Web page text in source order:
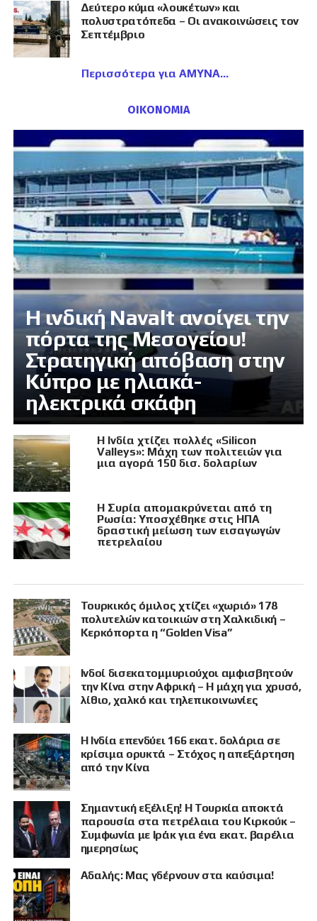
Δεύτερο κύμα «λουκέτων» και
πολυστρατόπεδα – Οι ανακοινώσεις τον
Σεπτέμβριο
Περισσότερα για ΑΜΥΝΑ
ΟΙΚΟΝΟΜΙΑ
Η ινδική Navalt ανοίγει την
πόρτα της Μεσογείου!
Στρατηγική απόβαση στην
Κύπρο με ηλιακά-
ηλεκτρικά σκάφη
Η Ινδία χτίζει πολλές «Silicon
Valleys»: Μάχη των πολιτειών για
μια αγορά 150 δισ. δολαρίων
Η Συρία απομακρύνεται από τη
Ρωσία: Υποσχέθηκε στις ΗΠΑ
δραστική μείωση των εισαγωγών
πετρελαίου
Τουρκικός όμιλος χτίζει «χωριό» 178
πολυτελών κατοικιών στη Χαλκιδική –
Κερκόπορτα η “Golden Visa”
Ινδοί δισεκατομμυριούχοι αμφισβητούν
την Κίνα στην Αφρική – Η μάχη για χρυσό,
λίθιο, χαλκό και τηλεπικοινωνίες
Η Ινδία επενδύει 166 εκατ. δολάρια σε
κρίσιμα ορυκτά – Στόχος η απεξάρτηση
από την Κίνα
Σημαντική εξέλιξη! Η Τουρκία αποκτά
παρουσία στα πετρέλαια του Κιρκούκ –
Συμφωνία με Ιράκ για ένα εκατ. βαρέλια
ημερησίως
Αδαλής: Μας γδέρνουν στα καύσιμα!